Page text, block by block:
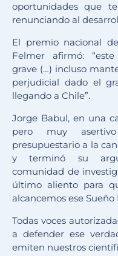
oportunidades que
renunciando al
El premio nacional
Felmer afirmó:
grave (…) incluso
perjudicial dado el
llegando a Chile”.
Jorge Babul, en una
pero muy
presupuestario a la
y terminó su
comunidad de
último aliento para
alcancemos ese Sueño
Todas voces
a defender ese
emiten nuestros